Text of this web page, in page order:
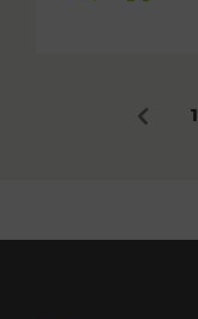
Zurück
1